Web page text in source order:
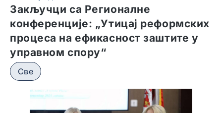
Закључци са Регионалне
конференције: „Утицај реформских
процеса на ефикасност заштите у
управном спору“
Све